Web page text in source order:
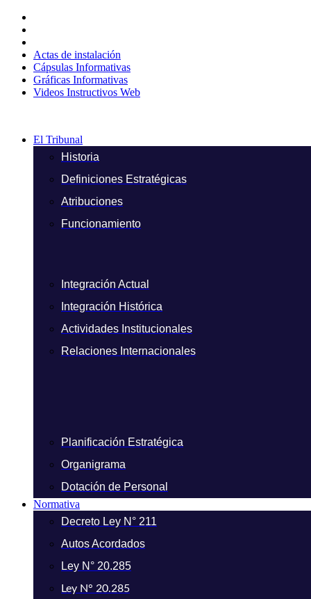
contenido
Actas de instalación
Cápsulas Informativas
Gráficas Informativas
Videos Instructivos Web
El Tribunal
Historia
Definiciones Estratégicas
Atribuciones
Funcionamiento
Integración Actual
Integración Histórica
Actividades Institucionales
Relaciones Internacionales
Planificación Estratégica
Organigrama
Dotación de Personal
Normativa
Decreto Ley N° 211
Autos Acordados
Ley N° 20.285
Ley N° 20.285